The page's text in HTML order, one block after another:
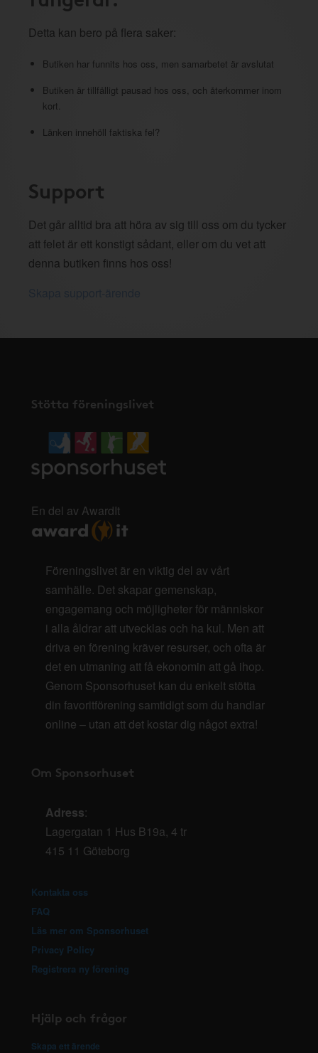
Detta kan bero på flera saker:
Butiken har funnits hos oss, men samarbetet är avslutat
Butiken är tillfälligt pausad hos oss, och återkommer inom
kort.
Länken innehöll faktiska fel?
Support
Det går alltid bra att höra av sig till oss om du tycker
att felet är ett konstigt sådant, eller om du vet att
denna butiken finns hos oss!
Stötta föreningslivet
En del av AwardIt
Föreningslivet är en viktig del av vårt
samhälle. Det skapar gemenskap,
engagemang och möjligheter för människor
i alla åldrar att utvecklas och ha kul. Men att
driva en förening kräver resurser, och ofta är
det en utmaning att få ekonomin att gå ihop.
Genom Sponsorhuset kan du enkelt stötta
din favoritförening samtidigt som du handlar
online – utan att det kostar dig något extra!
Om Sponsorhuset
Adress:
Lagergatan 1 Hus B19a, 4 tr
415 11 Göteborg
Kontakta oss
FAQ
Läs mer om Sponsorhuset
Privacy Policy
Registrera ny förening
Hjälp och frågor
Skapa ett ärende